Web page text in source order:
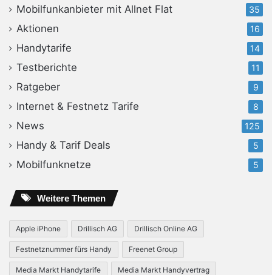
Mobilfunkanbieter mit Allnet Flat 35
Aktionen 16
Handytarife 14
Testberichte 11
Ratgeber 9
Internet & Festnetz Tarife 8
News 125
Handy & Tarif Deals 5
Mobilfunknetze 5
Weitere Themen
Apple iPhone Drillisch AG Drillisch Online AG
Festnetznummer fürs Handy Freenet Group
Media Markt Handytarife Media Markt Handyvertrag